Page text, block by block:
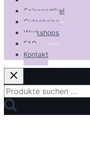
Saisonartikel
Gutscheine
Workshops
FAQ
Kontakt
Suchen
nach: